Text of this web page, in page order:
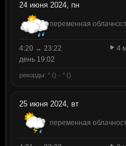
24 июня 2024, пн
переменная
4:20 → 23:22
4
день 19:02
рекорды: ° () · ° ()
25 июня 2024, вт
переменная